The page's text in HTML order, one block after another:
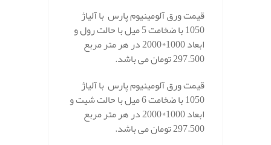
قیمت ورق آلومینیوم پارس با آلیاژ
1050 با ضخامت 5 میل با حالت رول و
ابعاد 1000*2000 در هر متر مربع
297.500 تومان می باشد.
قیمت ورق آلومینیوم پارس با آلیاژ
1050 با ضخامت 6 میل با حالت شیت و
ابعاد 1000*2000 در هر متر مربع
297.500 تومان می باشد.